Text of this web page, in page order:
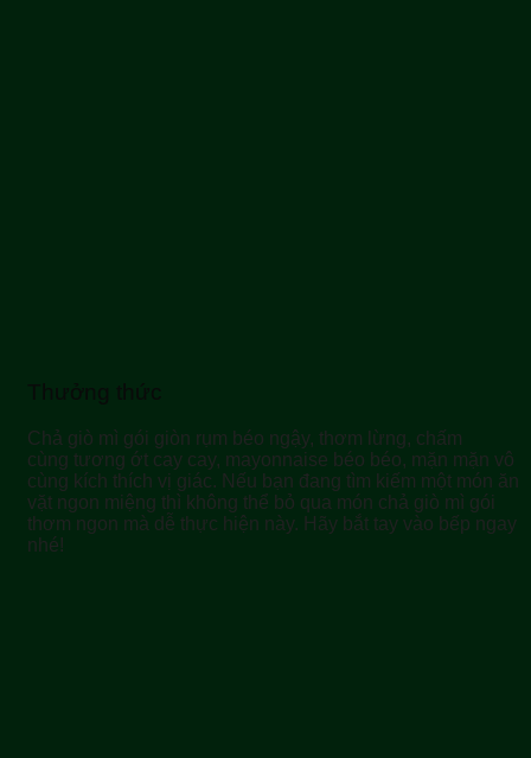
Thưởng thức
Chả giò mì gói giòn rụm béo ngậy, thơm lừng, chấm
cùng tương ớt cay cay, mayonnaise béo béo, mặn mặn vô
cùng kích thích vị giác. Nếu bạn đang tìm kiếm một món ăn
vặt ngon miệng thì không thể bỏ qua món chả giò mì gói
thơm ngon mà dễ thực hiện này. Hãy bắt tay vào bếp ngay
nhé!